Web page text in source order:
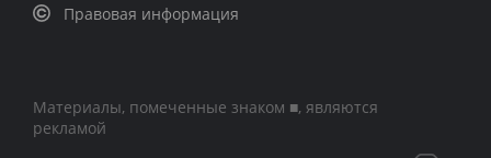
Правовая информация
Материалы, помеченные знаком ■, являются
рекламой